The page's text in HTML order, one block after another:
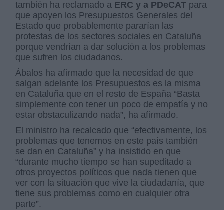
también ha reclamado a ERC y a PDeCAT para
que apoyen los Presupuestos Generales del
Estado que probablemente pararían las
protestas de los sectores sociales en Cataluña
porque vendrían a dar solución a los problemas
que sufren los ciudadanos.
Ábalos ha afirmado que la necesidad de que
salgan adelante los Presupuestos es la misma
en Cataluña que en el resto de España “Basta
simplemente con tener un poco de empatía y no
estar obstaculizando nada”, ha afirmado.
El ministro ha recalcado que “efectivamente, los
problemas que tenemos en este país también
se dan en Cataluña” y ha insistido en que
“durante mucho tiempo se han supeditado a
otros proyectos políticos que nada tienen que
ver con la situación que vive la ciudadanía, que
tiene sus problemas como en cualquier otra
parte”.